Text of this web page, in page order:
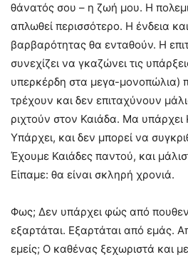
θάνατός σου – η ζωή μου. Η
απλωθεί περισσότερο. Η ένδεια
βαρβαρότητας θα ενταθούν. Η
συνεχίζει να γκαζώνει τις
υπερκέρδη στα μεγα-μονοπώλια)
τρέχουν και δεν επιταχύνουν
ριχτούν στον Καιάδα. Μα υπάρχει
Υπάρχει, και δεν μπορεί να
Έχουμε Καιάδες παντού, και
Είπαμε: θα είναι σκληρή χρονιά.
Φως; Δεν υπάρχει φώς από
εξαρτάται. Εξαρτάται από εμάς.
εμείς; Ο καθένας ξεχωριστά και